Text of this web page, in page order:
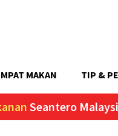
MAKAN TIP &
Seantero